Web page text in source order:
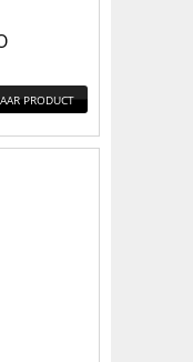
PRODUCT